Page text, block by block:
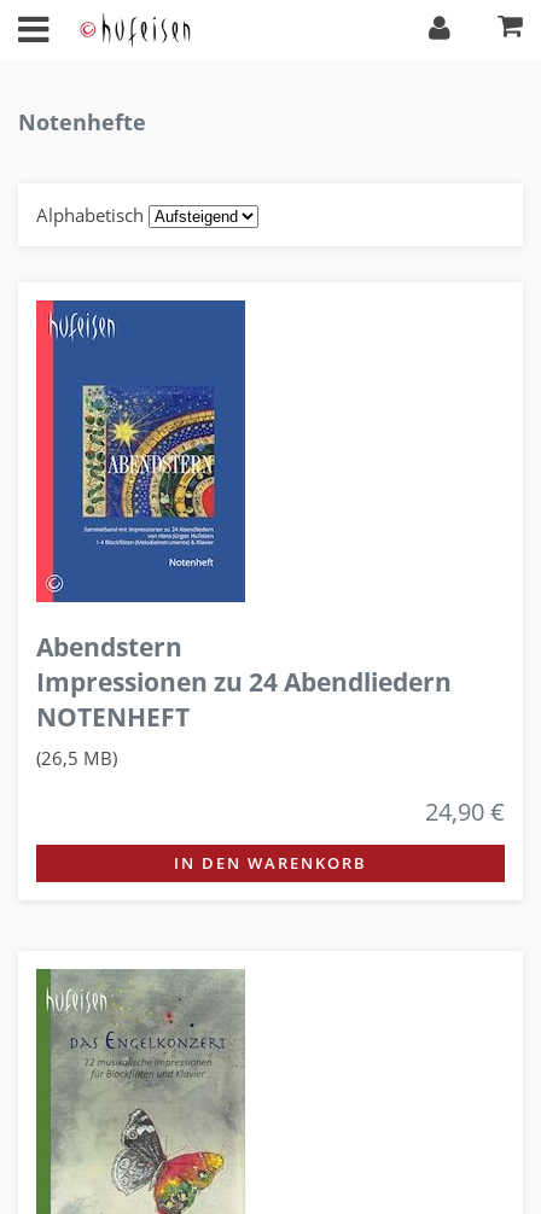
Notenhefte
Alphabetisch
Abendstern
Impressionen zu 24 Abendliedern
NOTENHEFT
(26,5 MB)
24,90 €
IN DEN WARENKORB